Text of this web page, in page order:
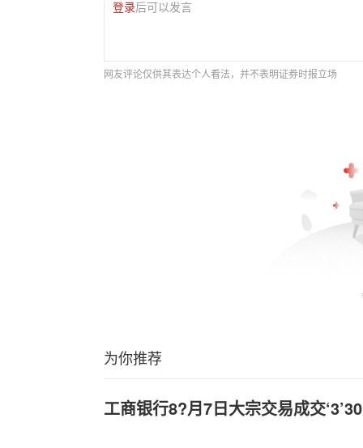
登录后可以发言
网友评论仅供其表达个人看法，并不表明证券时报立场
为你推荐
工商银行8?月7日大宗交易成交